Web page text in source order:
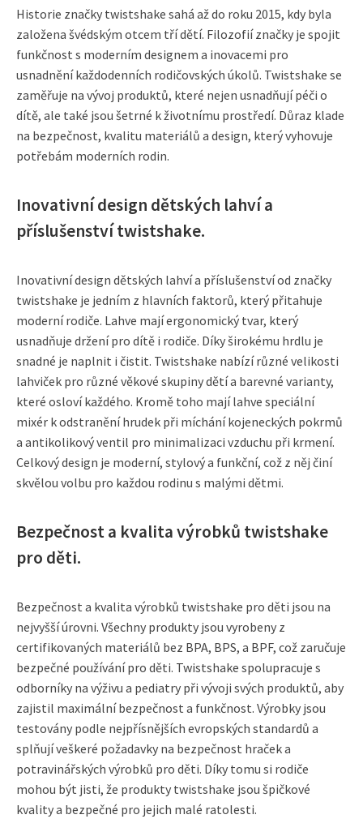
Historie značky twistshake sahá až do roku 2015, kdy byla
založena švédským otcem tří dětí. Filozofií značky je spojit
funkčnost s moderním designem a inovacemi pro
usnadnění každodenních rodičovských úkolů. Twistshake se
zaměřuje na vývoj produktů, které nejen usnadňují péči o
dítě, ale také jsou šetrné k životnímu prostředí. Důraz klade
na bezpečnost, kvalitu materiálů a design, který vyhovuje
potřebám moderních rodin.
Inovativní design dětských lahví a
příslušenství twistshake.
Inovativní design dětských lahví a příslušenství od značky
twistshake je jedním z hlavních faktorů, který přitahuje
moderní rodiče. Lahve mají ergonomický tvar, který
usnadňuje držení pro dítě i rodiče. Díky širokému hrdlu je
snadné je naplnit i čistit. Twistshake nabízí různé velikosti
lahviček pro různé věkové skupiny dětí a barevné varianty,
které osloví každého. Kromě toho mají lahve speciální
mixér k odstranění hrudek při míchání kojeneckých pokrmů
a antikolikový ventil pro minimalizaci vzduchu při krmení.
Celkový design je moderní, stylový a funkční, což z něj činí
skvělou volbu pro každou rodinu s malými dětmi.
Bezpečnost a kvalita výrobků twistshake
pro děti.
Bezpečnost a kvalita výrobků twistshake pro děti jsou na
nejvyšší úrovni. Všechny produkty jsou vyrobeny z
certifikovaných materiálů bez BPA, BPS, a BPF, což zaručuje
bezpečné používání pro děti. Twistshake spolupracuje s
odborníky na výživu a pediatry při vývoji svých produktů, aby
zajistil maximální bezpečnost a funkčnost. Výrobky jsou
testovány podle nejpřísnějších evropských standardů a
splňují veškeré požadavky na bezpečnost hraček a
potravinářských výrobků pro děti. Díky tomu si rodiče
mohou být jisti, že produkty twistshake jsou špičkové
kvality a bezpečné pro jejich malé ratolesti.